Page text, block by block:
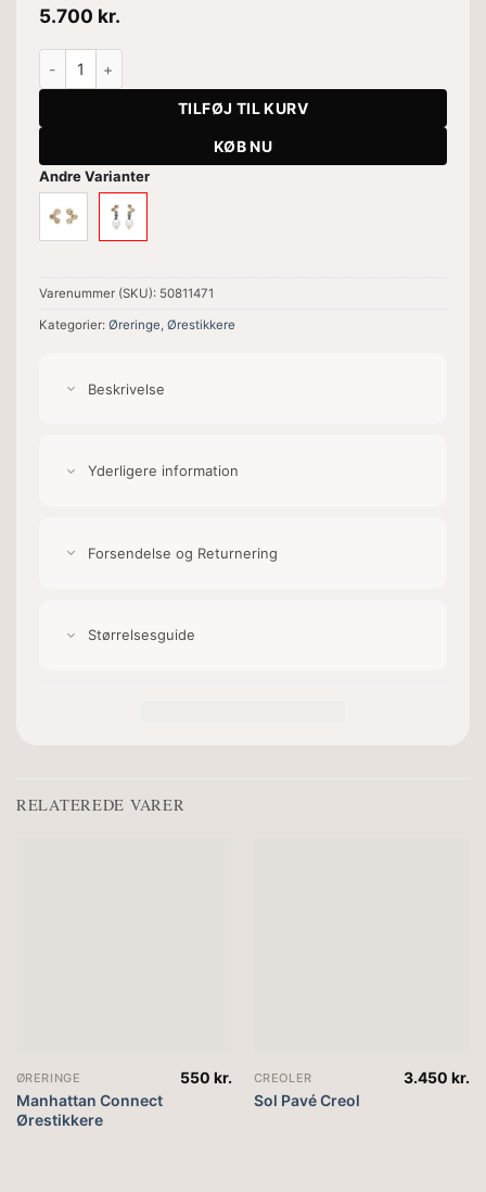
5.700 kr.
Elisabeth 3-Rose Perle Ørestikkere antal
TILFØJ TIL KURV
KØB NU
Andre Varianter
Varenummer (SKU): 50811471
Kategorier: Øreringe, Ørestikkere
Beskrivelse
Yderligere information
Forsendelse og Returnering
Størrelsesguide
RELATEREDE VARER
ØRERINGE
Manhattan Connect
Ørestikkere
550kr. CREOLER
Sol Pavé Creol
3.450kr.